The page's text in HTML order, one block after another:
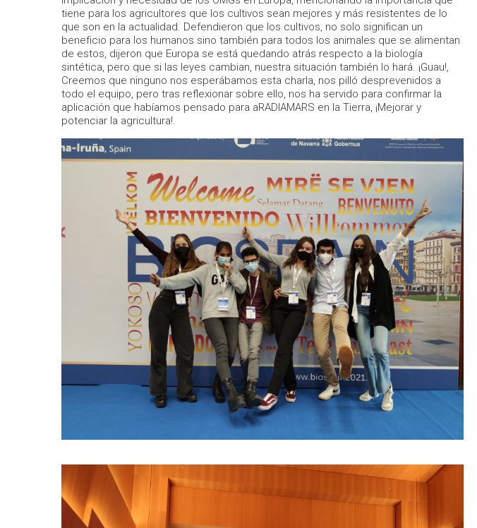
tiene para los agricultores que los cultivos sean mejores y más resistentes de lo
que son en la actualidad. Defendieron que los cultivos, no solo significan un
beneficio para los humanos sino también para todos los animales que se alimentan
de estos, dijeron que Europa se está quedando atrás respecto a la biología
sintética, pero que si las leyes cambian, nuestra situación también lo hará. ¡Guau!,
Creemos que ninguno nos esperábamos esta charla, nos pilló desprevenidos a
todo el equipo, pero tras reflexionar sobre ello, nos ha servido para confirmar la
aplicación que habíamos pensado para aRADIAMARS en la Tierra, ¡Mejorar y
potenciar la agricultura!.